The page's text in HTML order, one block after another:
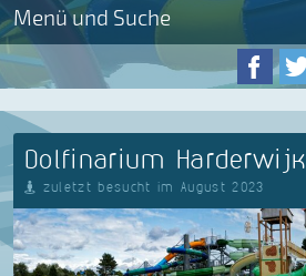
Menü und Suche
Dolfinarium Harderwijk
zuletzt besucht im August 2023